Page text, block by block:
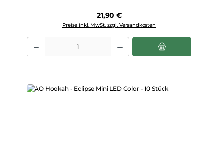
Regulärer Preis:
21,90 €
Preise inkl. MwSt. zzgl. Versandkosten
Produkt Anzahl: Gib den gewünschten Wert ein oder benutze die